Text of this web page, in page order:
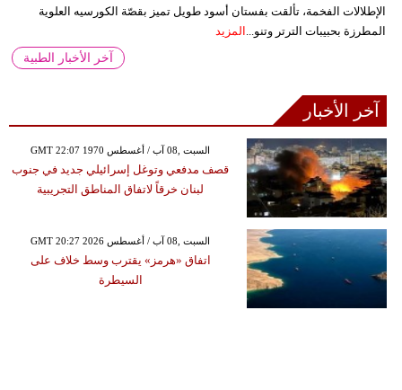
الإطلالات الفخمة، تألقت بفستان أسود طويل تميز بقصّة الكورسيه العلوية
المطرزة بحبيبات الترتر وتنو... المزيد
آخر الأخبار الطبية
آخر الأخبار
GMT 22:07 1970 السبت ,08 آب / أغسطس
قصف مدفعي وتوغل إسرائيلي جديد في جنوب
لبنان خرقاً لاتفاق المناطق التجريبية
GMT 20:27 2026 السبت ,08 آب / أغسطس
اتفاق «هرمز» يقترب وسط خلاف على
السيطرة